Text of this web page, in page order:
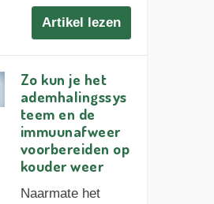
Artikel lezen
Zo kun je het
ademhalingssys
teem en de
immuunafweer
voorbereiden op
kouder weer
Naarmate het